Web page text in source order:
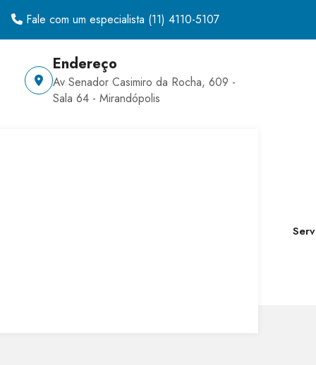
Fale com um especialista (11) 4110-5107
Endereço
Av Senador Casimiro da Rocha, 609 -
Sala 64 - Mirandópolis